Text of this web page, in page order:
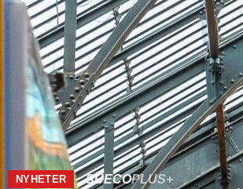
NYHETER SUECOPLUS+